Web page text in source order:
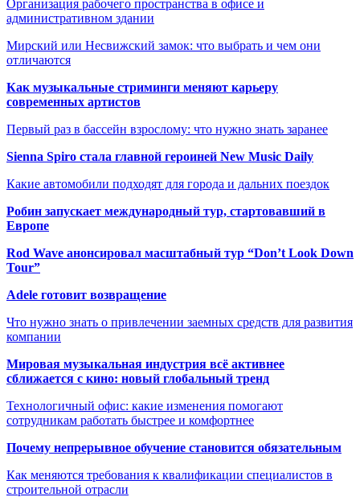
Организация рабочего пространства в офисе и
административном здании
Мирский или Несвижский замок: что выбрать и чем они
отличаются
Как музыкальные стриминги меняют карьеру
современных артистов
Первый раз в бассейн взрослому: что нужно знать заранее
Sienna Spiro стала главной героиней New Music Daily
Какие автомобили подходят для города и дальних поездок
Робин запускает международный тур, стартовавший в
Европе
Rod Wave анонсировал масштабный тур “Don’t Look Down
Tour”
Adele готовит возвращение
Что нужно знать о привлечении заемных средств для развития
компании
Мировая музыкальная индустрия всё активнее
сближается с кино: новый глобальный тренд
Технологичный офис: какие изменения помогают
сотрудникам работать быстрее и комфортнее
Почему непрерывное обучение становится обязательным
Как меняются требования к квалификации специалистов в
строительной отрасли